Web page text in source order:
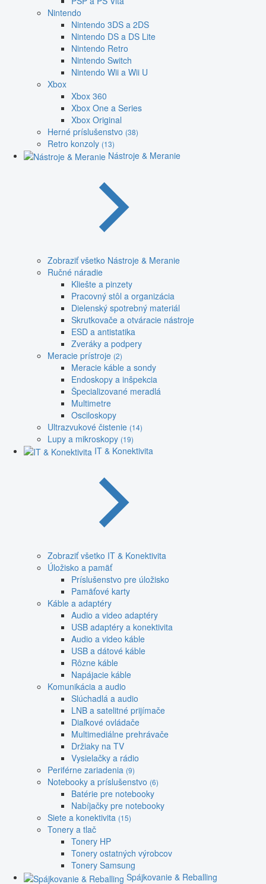
Nintendo
Nintendo 3DS a 2DS
Nintendo DS a DS Lite
Nintendo Retro
Nintendo Switch
Nintendo Wii a Wii U
Xbox
Xbox 360
Xbox One a Series
Xbox Original
Herné príslušenstvo (38)
Retro konzoly (13)
Nástroje & Meranie
Zobraziť všetko Nástroje & Meranie
Ručné náradie
Kliešte a pinzety
Pracovný stôl a organizácia
Dielenský spotrebný materiál
Skrutkovače a otváracie nástroje
ESD a antistatika
Zveráky a podpery
Meracie prístroje (2)
Meracie káble a sondy
Endoskopy a inšpekcia
Špecializované meradlá
Multimetre
Osciloskopy
Ultrazvukové čistenie (14)
Lupy a mikroskopy (19)
IT & Konektivita
Zobraziť všetko IT & Konektivita
Úložisko a pamäť
Príslušenstvo pre úložisko
Pamäťové karty
Káble a adaptéry
Audio a video adaptéry
USB adaptéry a konektivita
Audio a video káble
USB a dátové káble
Rôzne káble
Napájacie káble
Komunikácia a audio
Slúchadlá a audio
LNB a satelitné prijímače
Diaľkové ovládače
Multimediálne prehrávače
Držiaky na TV
Vysielačky a rádio
Periférne zariadenia (9)
Notebooky a príslušenstvo (6)
Batérie pre notebooky
Nabíjačky pre notebooky
Siete a konektivita (15)
Tonery a tlač
Tonery HP
Tonery ostatných výrobcov
Tonery Samsung
Spájkovanie & Reballing